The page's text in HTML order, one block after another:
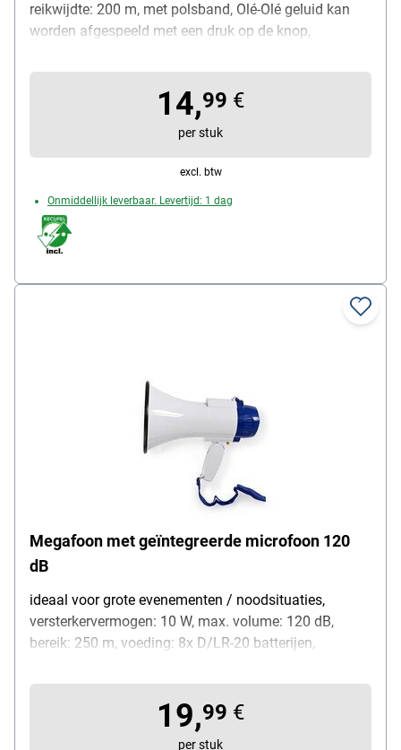
reikwijdte: 200 m, met polsband, Olé-Olé geluid kan
worden afgespeeld met een druk op de knop,
handgreep, gewicht: 400 g, ideaal voor noodsituaties /
rondleidingen / kampen / outdoor, voeding: 4x C-
batterijen, materiaal: kunststof, afmetingen (B/D/H):
13,5 / 22 / 21 cm, leveringsomvang: megafoon /
gebruiksaanwijzing (DE / EN / FR)
14,99 €
per stuk
excl. btw
Onmiddellijk leverbaar. Levertijd: 1 dag
Megafoon met geïntegreerde microfoon 120
dB
ideaal voor grote evenementen / noodsituaties,
versterkervermogen: 10 W, max. volume: 120 dB,
bereik: 250 m, voeding: 8x D/LR-20 batterijen,
opnamefunctie (10 sec.) / volumeregeling /
draagriem, materiaal: ABS / rubber, kleur: wit / blauw,
afmetingen: 27,0 / 16,5 / 16,5 cm, gewicht: 812 g,
19,99 €
per stuk